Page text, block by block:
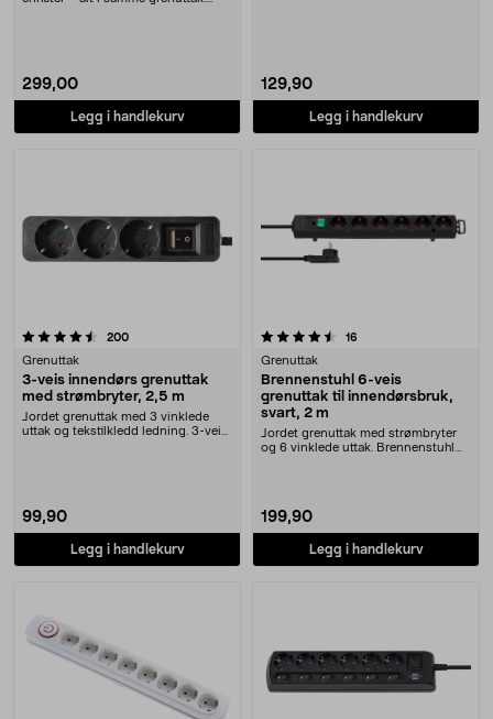
299,00
Legg i handlekurv
129,90
Legg i handlekurv
200anmeldelser
Grenuttak
3-veis innendørs grenuttak
med strømbryter, 2,5 m
Jordet grenuttak med 3 vinklede
uttak og tekstilkledd ledning. 3-veis
99,90
Legg i handlekurv
4.5 av 5 stjerner 16
Grenuttak
Brennenstuhl 6-veis
grenuttak til innendørsbruk,
svart, 2 m
Jordet grenuttak med strømbryter
og 6 vinklede uttak. Brennenstuhl
199,90
Legg i handlekurv